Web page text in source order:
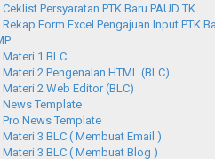
Ceklist Persyaratan PTK Baru PAUD TK
Rekap Form Excel Pengajuan Input PTK
Materi 1 BLC
Materi 2 Pengenalan HTML (BLC)
Materi 2 Web Editor (BLC)
News Template
Pro News Template
Materi 3 BLC ( Membuat Email )
Materi 3 BLC ( Membuat Blog )